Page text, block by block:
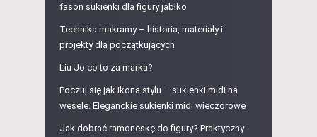
fason sukienki dla figury jabłko
Technika makramy – historia, materiały i
projekty dla początkujących
Liu Jo co to za marka?
Poczuj się jak ikona stylu – sukienki midi na
wesele. Eleganckie sukienki midi wieczorowe
Jak dobrać ramoneskę do figury? Praktyczny